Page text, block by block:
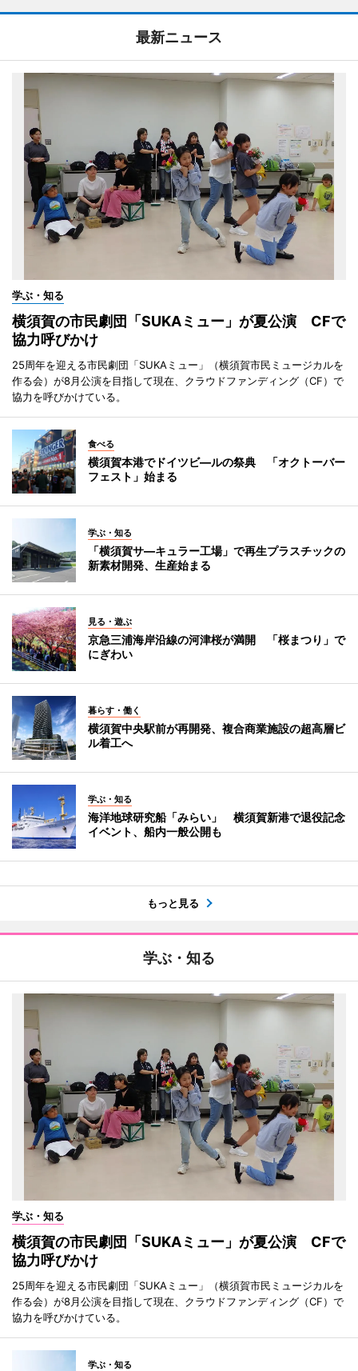
最新ニュース
学ぶ・知る
横須賀の市民劇団「SUKAミュー」が夏公演 CFで
協力呼びかけ
25周年を迎える市民劇団「SUKAミュー」（横須賀市民ミュージカルを
作る会）が8月公演を目指して現在、クラウドファンディング（CF）で
協力を呼びかけている。
食べる
横須賀本港でドイツビ―ルの祭典 「オクトーバー
フェスト」始まる
学ぶ・知る
「横須賀サ―キュラー工場」で再生プラスチックの
新素材開発、生産始まる
見る・遊ぶ
京急三浦海岸沿線の河津桜が満開 「桜まつり」で
にぎわい
暮らす・働く
横須賀中央駅前が再開発、複合商業施設の超高層ビ
ル着工へ
学ぶ・知る
海洋地球研究船「みらい」 横須賀新港で退役記念
イベント、船内一般公開も
もっと見る
学ぶ・知る
学ぶ・知る
横須賀の市民劇団「SUKAミュー」が夏公演 CFで
協力呼びかけ
25周年を迎える市民劇団「SUKAミュー」（横須賀市民ミュージカルを
作る会）が8月公演を目指して現在、クラウドファンディング（CF）で
協力を呼びかけている。
学ぶ・知る